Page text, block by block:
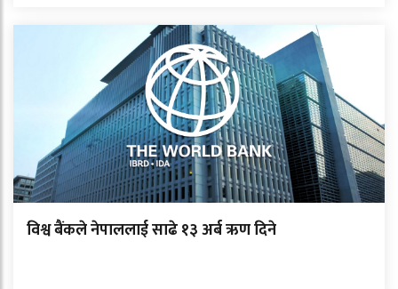
विश्व बैंकले नेपाललाई साढे १३ अर्ब ऋण दिने